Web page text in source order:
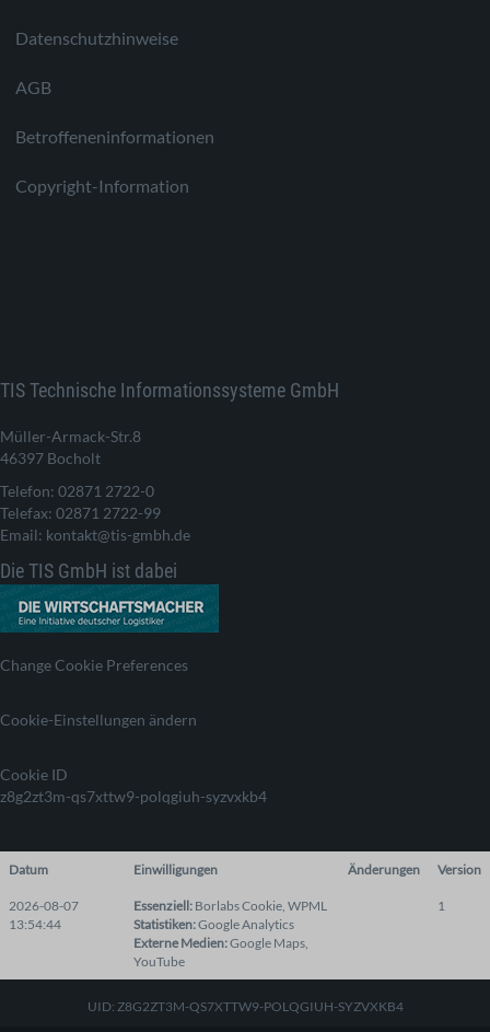
Datenschutzhinweise
AGB
Betroffeneninformationen
Copyright-Information
TIS Technische Informationssysteme GmbH
Müller-Armack-Str.8
46397 Bocholt
Telefon: 02871 2722-0
Telefax: 02871 2722-99
Email: kontakt@tis-gmbh.de
Die TIS GmbH ist dabei
Change Cookie Preferences
Cookie-Einstellungen ändern
Cookie ID
z8g2zt3m-qs7xttw9-polqgiuh-syzvxkb4
Datum Einwilligungen Änderungen Version
2026-08-07
13:54:44
Essenziell: Borlabs Cookie WPML
Statistiken:Google Analytics
Externe Medien:Google Maps
YouTube
1
UID: Z8G2ZT3M-QS7XTTW9-POLQGIUH-SYZVXKB4